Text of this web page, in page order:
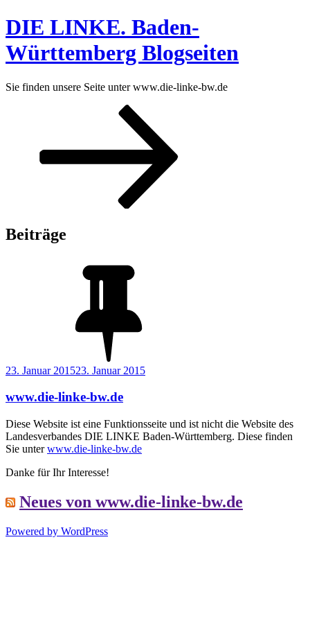
Zum
Inhalt
springen
DIE LINKE. Baden-
Württemberg Blogseiten
Sie finden unsere Seite unter www.die-linke-bw.de
Beiträge
Veröffentlicht
23. Januar 201523. Januar 2015
www.die-linke-bw.de
Diese Website ist eine Funktionsseite und ist nicht die Website des
Landesverbandes DIE LINKE Baden-Württemberg. Diese finden
Sie unterwww.die-linke-bw.de
Danke für Ihr Interesse!
Neues von www.die-linke-bw.de
Powered by WordPress